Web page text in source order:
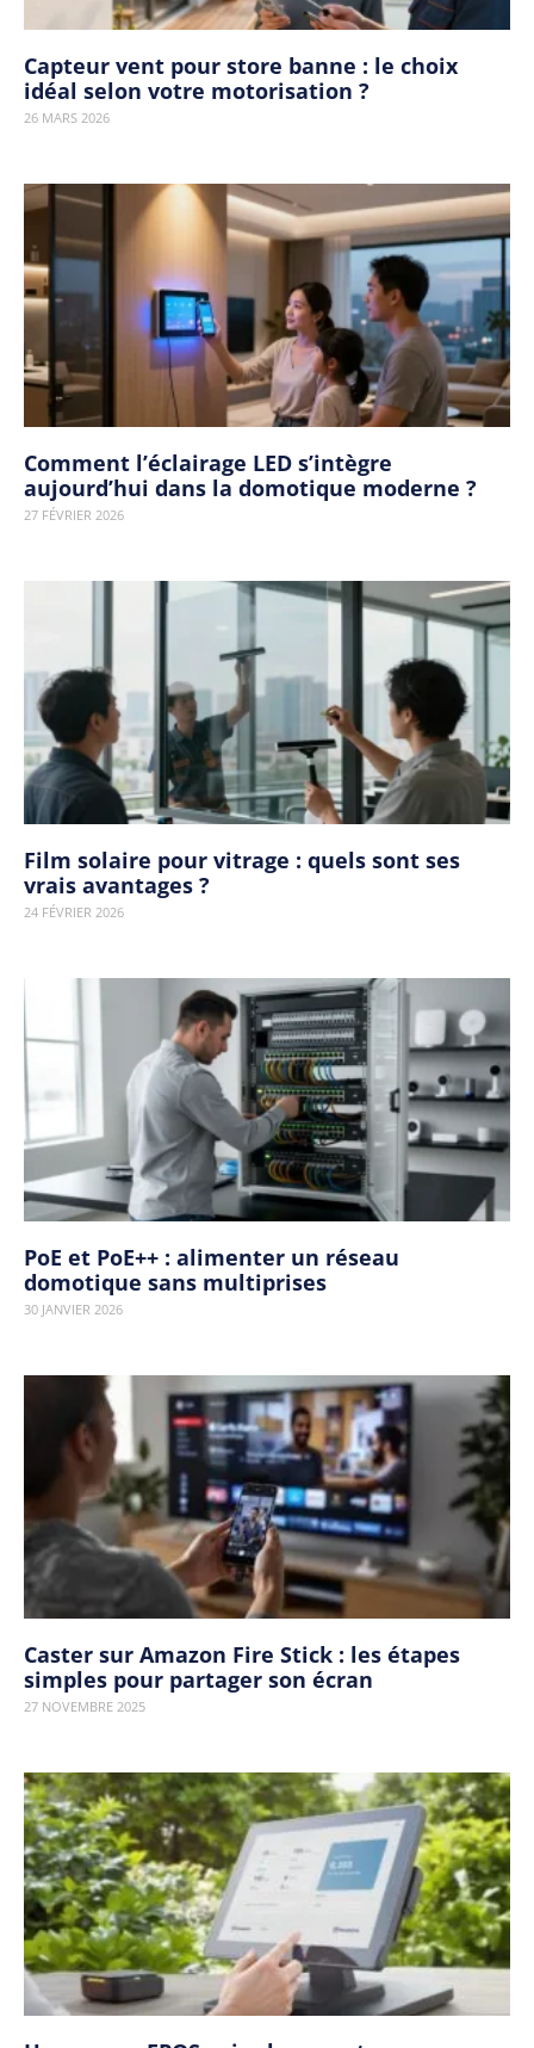
Capteur vent pour store banne : le choix
idéal selon votre motorisation ?
26 MARS 2026
Comment l’éclairage LED s’intègre
aujourd’hui dans la domotique moderne ?
27 FÉVRIER 2026
Film solaire pour vitrage : quels sont ses
vrais avantages ?
24 FÉVRIER 2026
PoE et PoE++ : alimenter un réseau
domotique sans multiprises
30 JANVIER 2026
Caster sur Amazon Fire Stick : les étapes
simples pour partager son écran
27 NOVEMBRE 2025